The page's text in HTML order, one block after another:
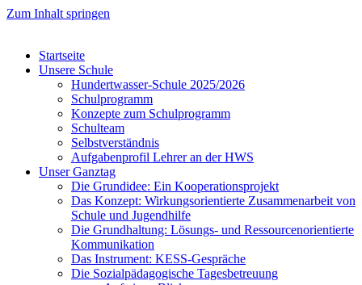
Zum Inhalt springen
Startseite
Unsere Schule
Hundertwasser-Schule 2025/2026
Schulprogramm
Konzepte zum Schulprogramm
Schulteam
Selbst­ver­ständ­nis
Aufgabenprofil Lehrer an der HWS
Unser Ganztag
Die Grundidee: Ein Kooperationsprojekt
Das Konzept: Wirkungsorientierte Zusammenarbeit von
Schule und Jugendhilfe
Die Grundhaltung: Lösungs- und Ressourcenorientierte
Kommunikation
Das Instrument: KESS-Gespräche
Die Sozialpädagogische Tagesbetreuung